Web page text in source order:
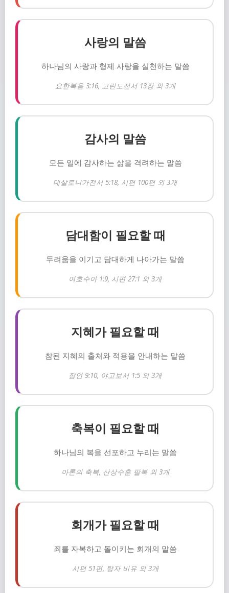
사랑의 말씀
하나님의 사랑과 형제 사랑을 실천하는 말씀
요한복음 3:16, 고린도전서 13장 외 3개
감사의 말씀
모든 일에 감사하는 삶을 격려하는 말씀
데살로니가전서 5:18, 시편 100편 외 3개
담대함이 필요할 때
두려움을 이기고 담대하게 나아가는 말씀
여호수아 1:9, 시편 27:1 외 3개
지혜가 필요할 때
참된 지혜의 출처와 적용을 안내하는 말씀
잠언 9:10, 야고보서 1:5 외 3개
축복이 필요할 때
하나님의 복을 선포하고 누리는 말씀
아론의 축복, 산상수훈 팔복 외 3개
회개가 필요할 때
죄를 자복하고 돌이키는 회개의 말씀
시편 51편, 탕자 비유 외 3개